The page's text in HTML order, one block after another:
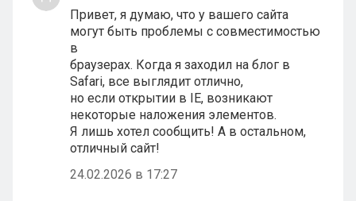
Привет, я думаю, что у вашего сайта
могут быть проблемы с совместимостью
в
браузерах. Когда я заходил на блог в
Safari, все выглядит отлично,
но если открытии в IE, возникают
некоторые наложения элементов.
Я лишь хотел сообщить! А в остальном,
отличный сайт!
24.02.2026 в 17:27